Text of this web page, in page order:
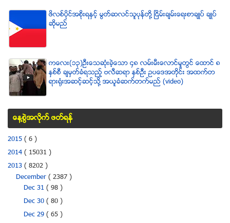
ဖိလစ္ပိုင္အစိုးရႏွင့္ မြတ္ဆလင္သူပုန္တို႔ ၿငိမ္းခ်မ္းေရးစာခ်ဳပ္ ခ်ဳပ္
ဆိုမည္
ကေလး(၁၃)ဦးေသဆံုးခဲ့ေသာ ၄၈ လမ္းမီးေလာင္မႈတြင္ ေထာင္ ၈
ႏွစ္စီ ခ်မွတ္ခံရသည့္ ဗလီဆရာ ႏွစ္ဦး ဥပေဒအတိုင္း အထက္တ
ရားရံုးအဆင့္ဆင့္သို႔ အယူခံဆက္တက္မည္ (video)
ေန႔စြဲအလိုက္ ဖတ္ရန္
2015 ( 6 )
2014 ( 15031 )
2013 ( 8202 )
December ( 2387 )
Dec 31( 98 )
Dec 30( 80 )
Dec 29( 65 )